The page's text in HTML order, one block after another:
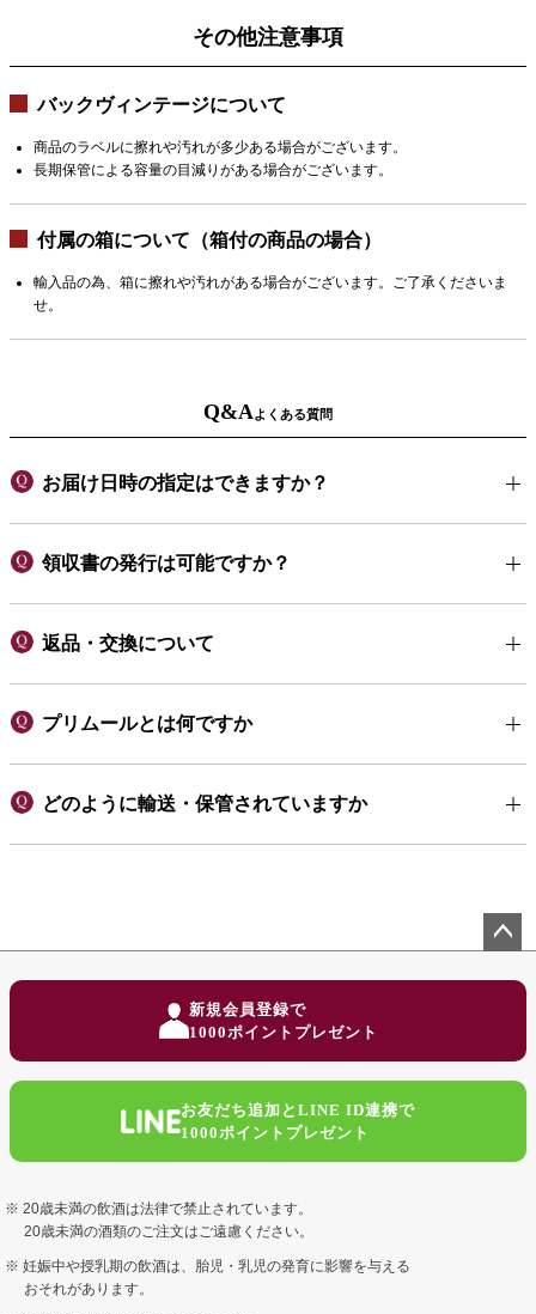
その他注意事項
バックヴィンテージについて
商品のラベルに擦れや汚れが多少ある場合がございます。
長期保管による容量の目減りがある場合がございます。
付属の箱について（箱付の商品の場合）
輸入品の為、箱に擦れや汚れがある場合がございます。ご了承くださいま
せ。
Q&Aよくある質問
お届け日時の指定はできますか？
領収書の発行は可能ですか？
返品・交換について
プリムールとは何ですか
どのように輸送・保管されていますか
新規会員登録で
1000ポイントプレゼント
お友だち追加とLINE ID連携で
1000ポイントプレゼント
20歳未満の飲酒は法律で禁止されています。
20歳未満の酒類のご注文はご遠慮ください。
妊娠中や授乳期の飲酒は、胎児・乳児の発育に影響を与える
おそれがあります。